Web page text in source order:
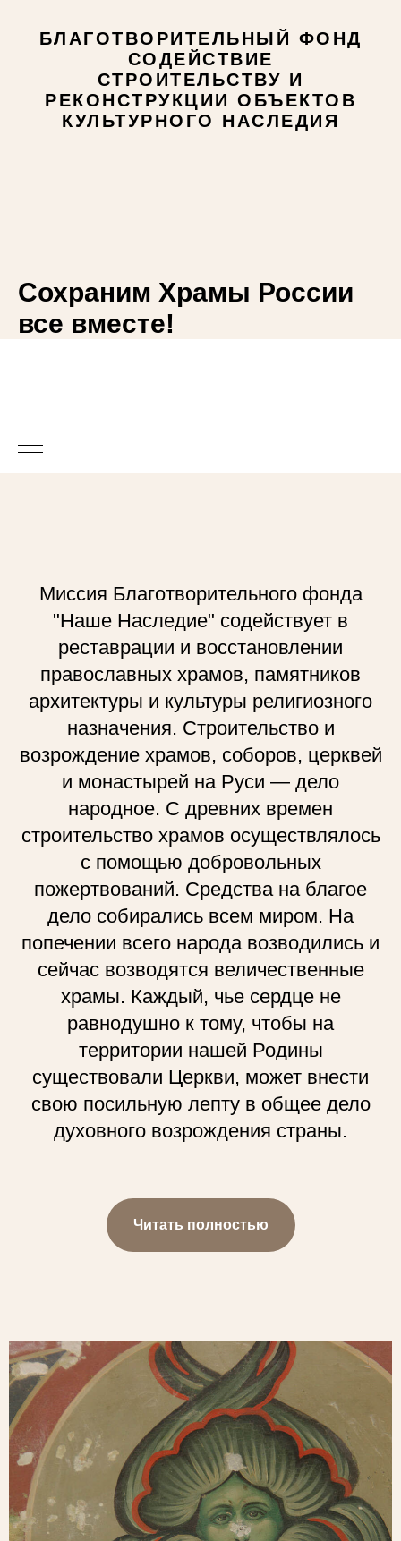
БЛАГОТВОРИТЕЛЬНЫЙ ФОНД
СОДЕЙСТВИЕ
СТРОИТЕЛЬСТВУ И
РЕКОНСТРУКЦИИ ОБЪЕКТОВ
КУЛЬТУРНОГО НАСЛЕДИЯ
Сохраним Храмы России
все вместе!
Миссия Благотворительного фонда
"Наше Наследие" содействует в
реставрации и восстановлении
православных храмов, памятников
архитектуры и культуры религиозного
назначения. Строительство и
возрождение храмов, соборов, церквей
и монастырей на Руси — дело
народное. С древних времен
строительство храмов осуществлялось
с помощью добровольных
пожертвований. Средства на благое
дело собирались всем миром. На
попечении всего народа возводились и
сейчас возводятся величественные
храмы. Каждый, чье сердце не
равнодушно к тому, чтобы на
территории нашей Родины
существовали Церкви, может внести
свою посильную лепту в общее дело
духовного возрождения страны.
Читать полностью